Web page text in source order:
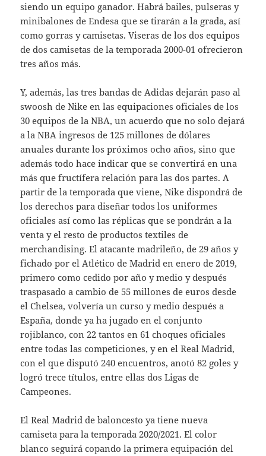
siendo un equipo ganador. Habrá bailes, pulseras y
minibalones de Endesa que se tirarán a la grada, así
como gorras y camisetas. Viseras de los dos equipos
de dos camisetas de la temporada 2000-01 ofrecieron
tres años más.
Y, además, las tres bandas de Adidas dejarán paso al
swoosh de Nike en las equipaciones oficiales de los
30 equipos de la NBA, un acuerdo que no solo dejará
a la NBA ingresos de 125 millones de dólares
anuales durante los próximos ocho años, sino que
además todo hace indicar que se convertirá en una
más que fructífera relación para las dos partes. A
partir de la temporada que viene, Nike dispondrá de
los derechos para diseñar todos los uniformes
oficiales así como las réplicas que se pondrán a la
venta y el resto de productos textiles de
merchandising. El atacante madrileño, de 29 años y
fichado por el Atlético de Madrid en enero de 2019,
primero como cedido por año y medio y después
traspasado a cambio de 55 millones de euros desde
el Chelsea, volvería un curso y medio después a
España, donde ya ha jugado en el conjunto
rojiblanco, con 22 tantos en 61 choques oficiales
entre todas las competiciones, y en el Real Madrid,
con el que disputó 240 encuentros, anotó 82 goles y
logró trece títulos, entre ellas dos Ligas de
Campeones.
El Real Madrid de baloncesto ya tiene nueva
camiseta para la temporada 2020/2021. El color
blanco seguirá copando la primera equipación del